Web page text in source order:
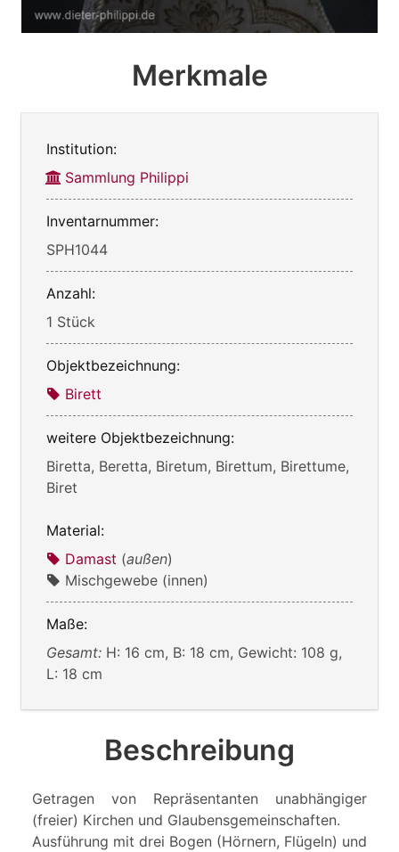
Merkmale
Institution:
Sammlung Philippi
Inventarnummer:
SPH1044
Anzahl:
1 Stück
Objektbezeichnung:
Birett
weitere Objektbezeichnung:
Biretta, Beretta, Biretum, Birettum, Birettume,
Biret
Material:
Damast (außen)
Mischgewebe (innen)
Maße:
Gesamt: H: 16 cm, B: 18 cm, Gewicht: 108 g,
L: 18 cm
Beschreibung
Getragen von Repräsentanten unabhängiger
(freier) Kirchen und Glaubensgemeinschaften.
Ausführung mit drei Bogen (Hörnern, Flügeln) und